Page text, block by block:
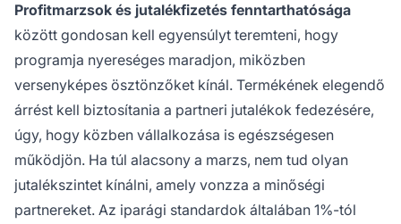
Profitmarzsok és jutalékfizetés fenntarthatósága
között gondosan kell egyensúlyt teremteni, hogy
programja nyereséges maradjon, miközben
versenyképes ösztönzőket kínál. Termékének elegendő
árrést kell biztosítania a partneri jutalékok fedezésére,
úgy, hogy közben vállalkozása is egészségesen
működjön. Ha túl alacsony a marzs, nem tud olyan
jutalékszintet kínálni, amely vonzza a minőségi
partnereket. Az iparági standardok általában 1%-tól